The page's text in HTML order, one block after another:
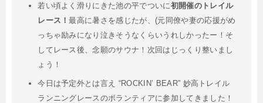
若い頃よく滑りにきた池の平でついに初開催のトレイル
レース！最高に暑さを感じたが、(元同僚や妻の応援がめ
っちゃ励みになり泣きそうなくらいうれしかったー！そ
してレース後、念願のサウナ！次回はじっくり整いまし
ょう！
今日は予定外とは言え “ROCKIN’ BEAR” 妙高トレイル
ランニングレースのボランティアに参加してきました！